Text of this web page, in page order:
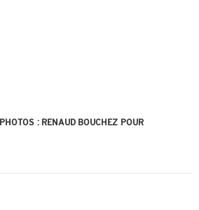
: RENAUD BOUCHEZ POUR